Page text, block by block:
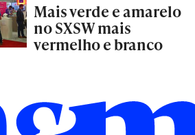
Mais verde e amarelo
no SXSW mais
vermelho e branco